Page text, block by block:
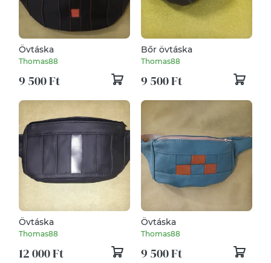
Övtáska
Thomas88
9 500 Ft
Bőr övtáska
Thomas88
9 500 Ft
Övtáska
Thomas88
12 000 Ft
Övtáska
Thomas88
9 500 Ft